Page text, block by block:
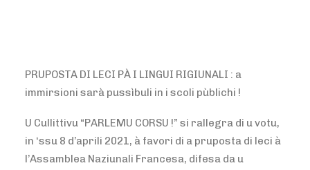
PRUPOSTA DI LECI PÀ I LINGUI RIGIUNALI : a
immirsioni sarà pussìbuli in i scoli pùblichi !
U Cullittivu “PARLEMU CORSU !” si rallegra di u votu,
in ‘ssu 8 d’aprili 2021, à favori di a pruposta di leci à
l’Assamblea Naziunali Francesa, difesa da u